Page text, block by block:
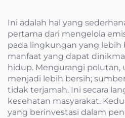
Ini adalah hal yang
pertama dari mengelola
pada lingkungan yang lebih
manfaat yang dapat
hidup. Mengurangi polutan,
menjadi lebih bersih;
tidak terjamah. Ini secara
kesehatan masyarakat.
yang berinvestasi dalam